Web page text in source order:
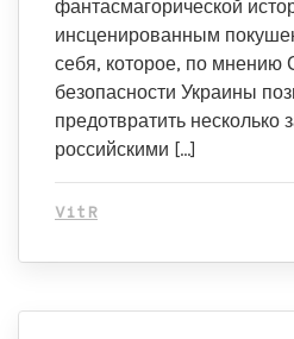
фантасмагорической
инсценированным
себя, которое, по мнению
безопасности Украины
предотвратить несколько
российскими […]
VitR